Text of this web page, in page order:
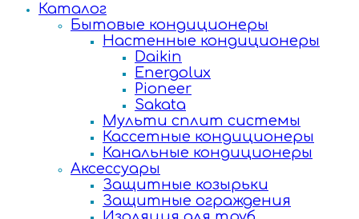
Каталог
Бытовые кондиционеры
Настенные кондиционеры
Daikin
Energolux
Pioneer
Sakata
Мульти сплит системы
Кассетные кондиционеры
Канальные кондиционеры
Аксессуары
Защитные козырьки
Защитные ограждения